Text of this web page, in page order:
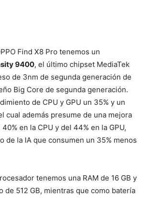
Find X8 Pro tenemos un
9400, el último chipset MediaTek
de 3nm de segunda generación de
Big Core de segunda generación.
de CPU y GPU un 35% y un
cual además presume de una mejora
en la CPU y del 44% en la GPU,
de la IA que consumen un 35% menos
tenemos una RAM de 16 GB y
de 512 GB, mientras que como batería